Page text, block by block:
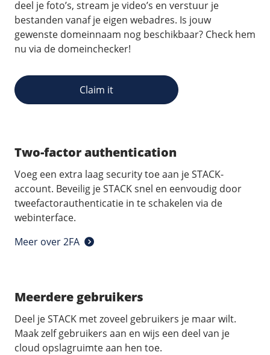
deel je foto’s, stream je video’s en verstuur je
bestanden vanaf je eigen webadres. Is jouw
gewenste domeinnaam nog beschikbaar? Check hem
nu via de domeinchecker!
Claim it
Two-factor authentication
Voeg een extra laag security toe aan je STACK-
account. Beveilig je STACK snel en eenvoudig door
tweefactorauthenticatie in te schakelen via de
webinterface.
Meer over 2FA
Meerdere gebruikers
Deel je STACK met zoveel gebruikers je maar wilt.
Maak zelf gebruikers aan en wijs een deel van je
cloud opslagruimte aan hen toe.